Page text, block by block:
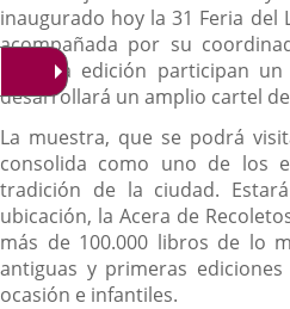
inaugurado hoy la 31 Feria del
acompañada por su
En esta edición participan
desarrollará un amplio cartel
La muestra, que se podrá
consolida como uno de los
tradición de la ciudad.
ubicación, la Acera de
más de 100.000 libros de lo
antiguas y primeras
ocasión e infantiles.